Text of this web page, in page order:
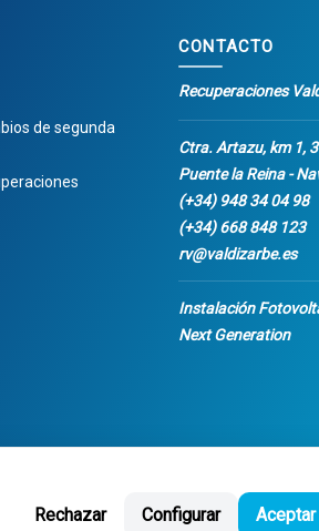
de segunda
CONTACTO
Recuperaciones
Ctra. Artazu, km 1,
Puente la Reina -
(+34) 948 34 04 98
(+34) 668 848 123
rv@valdizarbe.es
Instalación
Next Generation
Rechazar Configurar